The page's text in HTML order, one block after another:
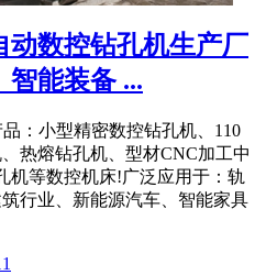
动数控钻孔机生产厂
智能装备 ...
：小型精密数控钻孔机、110
热熔钻孔机、型材CNC加工中
机等数控机床!广泛应用于：轨
行业、新能源汽车、智能家具